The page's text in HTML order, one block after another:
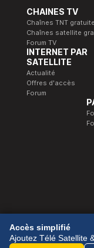
CHAINES TV
Chaînes TNT
Chaînes satellite
Forum TV
INTERNET PAR
SATELLITE
Actualité
Offres d'accès
Forum
© 1989-
Accès simplifié
Ajoutez Télé Satellite